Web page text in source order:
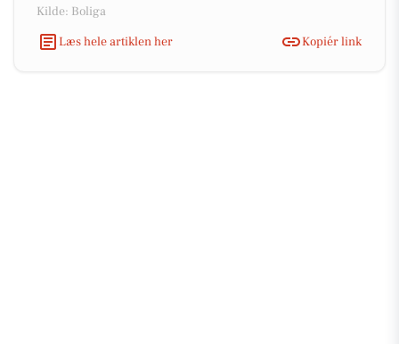
Kilde: Boliga
Læs hele artiklen her
Kopiér link